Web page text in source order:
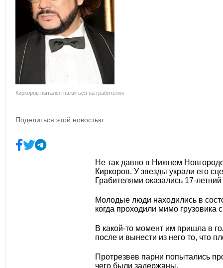
Киркоров пытался нажиться на грабителях
Поделиться этой новостью:
Не так давно в Нижнем
Киркоров. У звезды украли его
Грабителями оказались 17-
Молодые люди находились в
когда проходили мимо грузовика
В какой-то момент им пришла в
после и вынести из него то, что
Протрезвев парни попытались
чего были задержаны.